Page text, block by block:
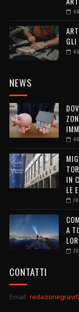
NEWS
IN
LE
A
CONTATTI
Email: